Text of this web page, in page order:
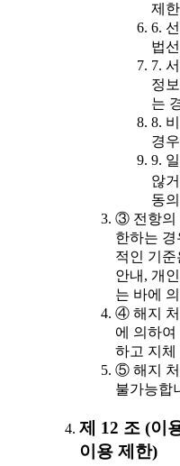
제
6.
법
7.
정
는
8.
경우
9.
않
동
③ 전항의
한하는 경
적인 기
안내, 개
는 바에
④ 해지 처
에 의하여
하고 지체
⑤ 해지 처
불가능합
제 12 조 (이
이용 제한)